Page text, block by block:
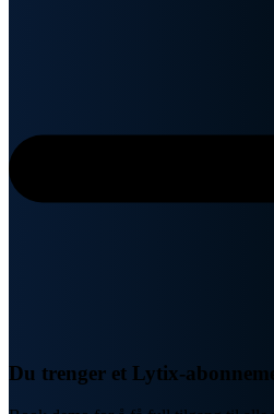
Du trenger et Lytix-